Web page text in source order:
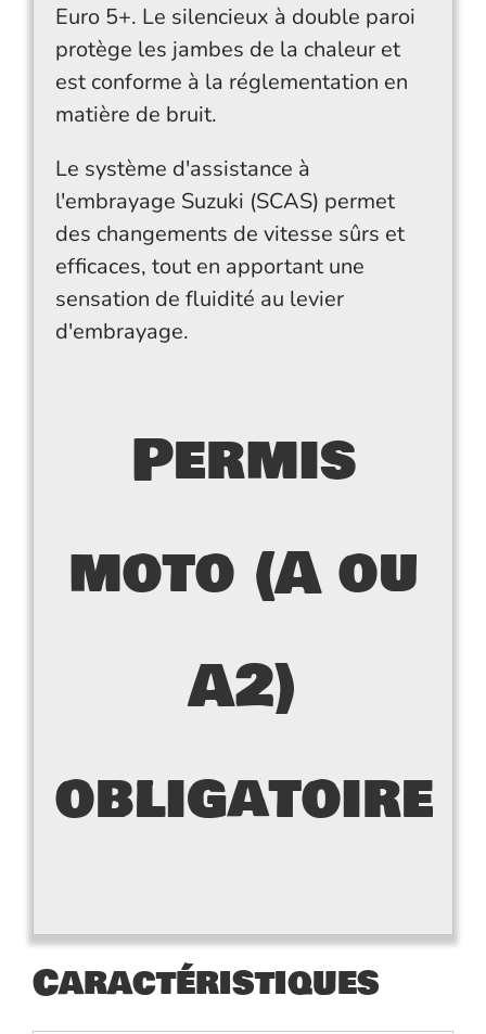
Euro 5+. Le silencieux à double paroi
protège les jambes de la chaleur et
est conforme à la réglementation en
matière de bruit.
Le système d'assistance à
l'embrayage Suzuki (SCAS) permet
des changements de vitesse sûrs et
efficaces, tout en apportant une
sensation de fluidité au levier
d'embrayage.
Permis
moto (A ou
A2)
obligatoire
Caractéristiques